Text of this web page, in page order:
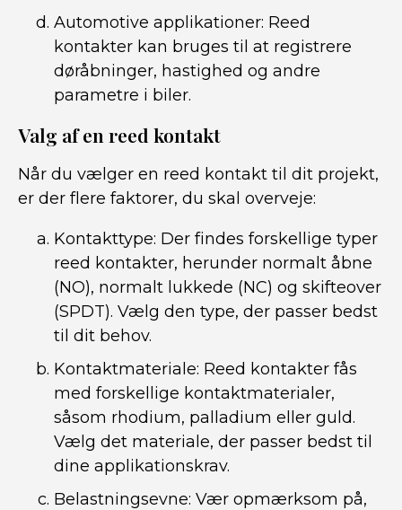
Automotive applikationer: Reed
kontakter kan bruges til at registrere
døråbninger, hastighed og andre
parametre i biler.
Valg af en reed kontakt
Når du vælger en reed kontakt til dit projekt,
er der flere faktorer, du skal overveje:
Kontakttype: Der findes forskellige typer
reed kontakter, herunder normalt åbne
(NO), normalt lukkede (NC) og skifteover
(SPDT). Vælg den type, der passer bedst
til dit behov.
Kontaktmateriale: Reed kontakter fås
med forskellige kontaktmaterialer,
såsom rhodium, palladium eller guld.
Vælg det materiale, der passer bedst til
dine applikationskrav.
Belastningsevne: Vær opmærksom på,